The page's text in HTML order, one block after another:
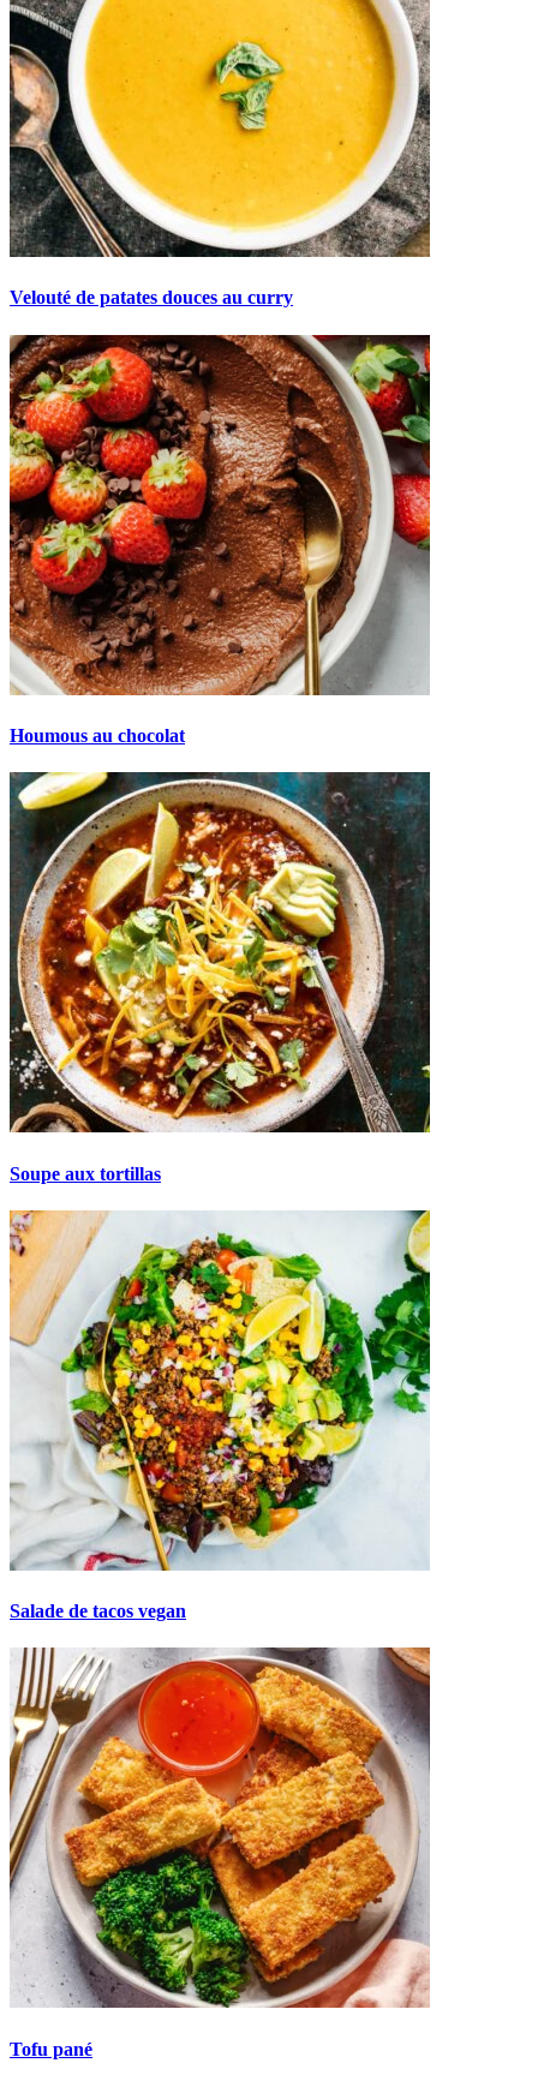
Velouté de patates douces au curry
Houmous au chocolat
Soupe aux tortillas
Salade de tacos vegan
Tofu pané